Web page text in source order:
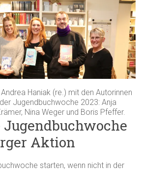
Haniak (re.) mit den Autorinnen
Jugendbuchwoche 2023: Anja
Nina Weger und Boris Pfeffer.
Aktion
starten, wenn nicht in der